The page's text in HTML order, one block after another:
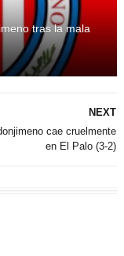
tras la mala
NEXT
cae cruelmente
en El Palo (3-2)